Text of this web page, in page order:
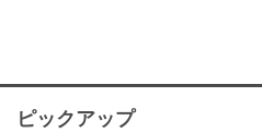
ピックアップ